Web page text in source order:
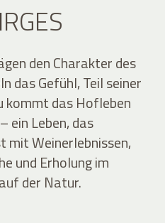
den Charakter des
das Gefühl, Teil seiner
kommt das Hofleben
– ein Leben, das
mit Weinerlebnissen,
und Erholung im
der Natur.